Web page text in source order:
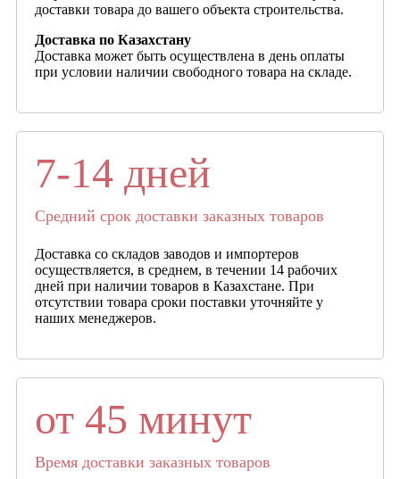
доставки товара до вашего объекта строительства.
Доставка по Казахстану
Доставка может быть осуществлена в день оплаты
при условии наличии свободного товара на складе.
7-14 дней
Средний срок доставки заказных товаров
Доставка со складов заводов и импортеров
осуществляется, в среднем, в течении 14 рабочих
дней при наличии товаров в Казахстане. При
отсутствии товара сроки поставки уточняйте у
наших менеджеров.
от 45 минут
Время доставки заказных товаров